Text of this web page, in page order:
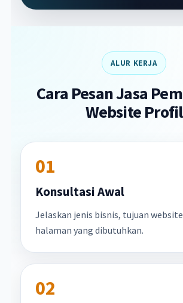
ALUR KERJA
Cara Pesan Jasa
Website Profil
01
Konsultasi Awal
Jelaskan jenis bisnis, tujuan
halaman yang dibutuhkan.
02